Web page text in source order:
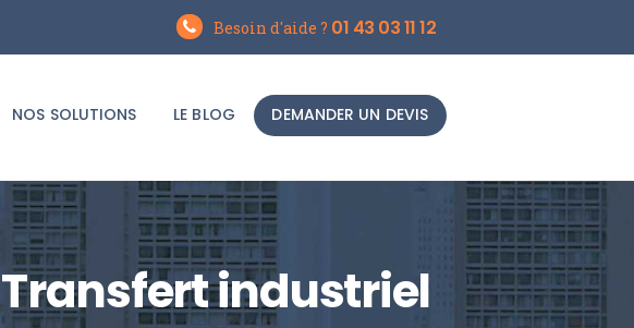
Besoin d'aide ? 01 43 03 11 12
NOS SOLUTIONS LE BLOG DEMANDER UN DEVIS
Transfert industriel